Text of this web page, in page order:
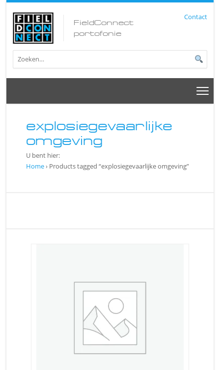
FieldConnect
portofonie
Contact
explosiegevaarlijke
omgeving
U bent hier:
Home› Products tagged “explosiegevaarlijke omgeving”